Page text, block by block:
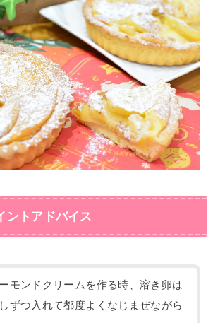
ントアドバイス
モンドクリームを作る時、溶き卵は
ずつ入れて都度よくなじまぜながら